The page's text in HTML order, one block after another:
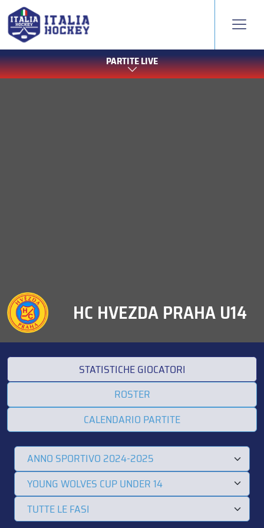
PARTITE LIVE
HC HVEZDA PRAHA U14
STATISTICHE GIOCATORI
ROSTER
CALENDARIO PARTITE